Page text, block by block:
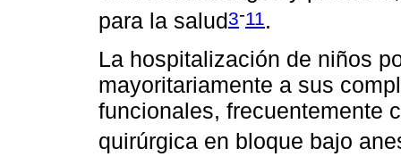
para la salud3-11 .
La hospitalización de niños
mayoritariamente a sus
funcionales, frecuentemente
quirúrgica en bloque bajo